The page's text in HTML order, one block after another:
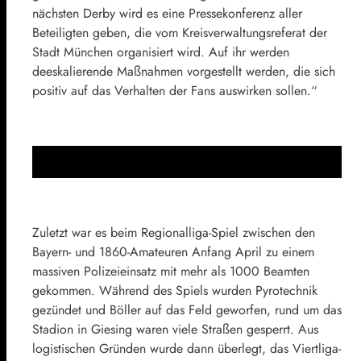
nächsten Derby wird es eine Pressekonferenz aller
Beteiligten geben, die vom Kreisverwaltungsreferat der
Stadt München organisiert wird. Auf ihr werden
deeskalierende Maßnahmen vorgestellt werden, die sich
positiv auf das Verhalten der Fans auswirken sollen.“
Zuletzt war es beim Regionalliga-Spiel zwischen den
Bayern- und 1860-Amateuren Anfang April zu einem
massiven Polizeieinsatz mit mehr als 1000 Beamten
gekommen. Während des Spiels wurden Pyrotechnik
gezündet und Böller auf das Feld geworfen, rund um das
Stadion in Giesing waren viele Straßen gesperrt. Aus
logistischen Gründen wurde dann überlegt, das Viertliga-